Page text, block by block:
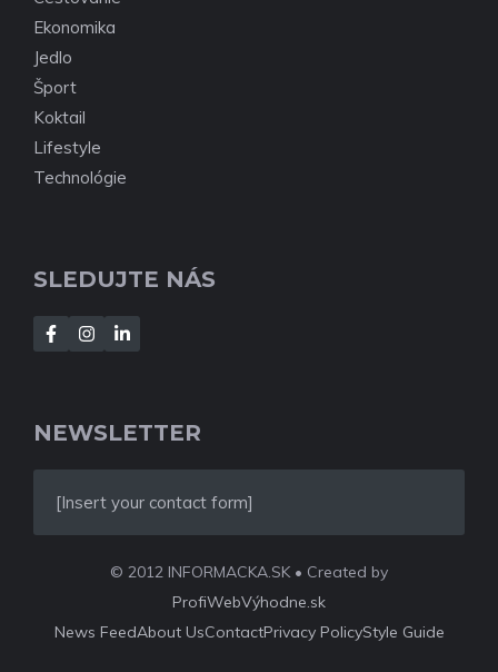
Ekonomika
Jedlo
Šport
Koktail
Lifestyle
Technológie
SLEDUJTE NÁS
NEWSLETTER
[Insert your contact form]
© 2012 INFORMACKA.SK • Created by
ProfiWebVýhodne.sk
News FeedAbout UsContactPrivacy PolicyStyle Guide